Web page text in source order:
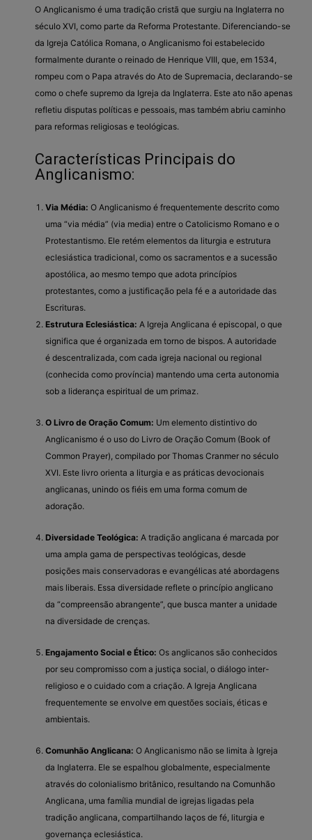
O Anglicanismo é uma tradição cristã que surgiu na Inglaterra no
século XVI, como parte da Reforma Protestante. Diferenciando-se
da Igreja Católica Romana, o Anglicanismo foi estabelecido
formalmente durante o reinado de Henrique VIII, que, em 1534,
rompeu com o Papa através do Ato de Supremacia, declarando-se
como o chefe supremo da Igreja da Inglaterra. Este ato não apenas
refletiu disputas políticas e pessoais, mas também abriu caminho
para reformas religiosas e teológicas.
Características Principais do
Anglicanismo:
Via Média: O Anglicanismo é frequentemente descrito como
uma “via média” (via media) entre o Catolicismo Romano e o
Protestantismo. Ele retém elementos da liturgia e estrutura
eclesiástica tradicional, como os sacramentos e a sucessão
apostólica, ao mesmo tempo que adota princípios
protestantes, como a justificação pela fé e a autoridade das
Escrituras.
Estrutura Eclesiástica: A Igreja Anglicana é episcopal, o que
significa que é organizada em torno de bispos. A autoridade
é descentralizada, com cada igreja nacional ou regional
(conhecida como província) mantendo uma certa autonomia
sob a liderança espiritual de um primaz.
O Livro de Oração Comum: Um elemento distintivo do
Anglicanismo é o uso do Livro de Oração Comum (Book of
Common Prayer), compilado por Thomas Cranmer no século
XVI. Este livro orienta a liturgia e as práticas devocionais
anglicanas, unindo os fiéis em uma forma comum de
adoração.
Diversidade Teológica: A tradição anglicana é marcada por
uma ampla gama de perspectivas teológicas, desde
posições mais conservadoras e evangélicas até abordagens
mais liberais. Essa diversidade reflete o princípio anglicano
da “compreensão abrangente”, que busca manter a unidade
na diversidade de crenças.
Engajamento Social e Ético: Os anglicanos são conhecidos
por seu compromisso com a justiça social, o diálogo inter-
religioso e o cuidado com a criação. A Igreja Anglicana
frequentemente se envolve em questões sociais, éticas e
ambientais.
Comunhão Anglicana: O Anglicanismo não se limita à Igreja
da Inglaterra. Ele se espalhou globalmente, especialmente
através do colonialismo britânico, resultando na Comunhão
Anglicana, uma família mundial de igrejas ligadas pela
tradição anglicana, compartilhando laços de fé, liturgia e
governança eclesiástica.